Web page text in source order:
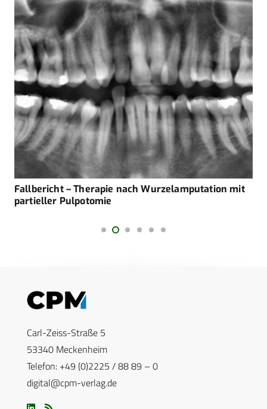
Fallbericht – Therapie nach Wurzelamputation mit
partieller Pulpotomie
Carl-Zeiss-Straße 5
53340 Meckenheim
Telefon: +49 (0)2225 / 88 89 – 0
digital@cpm-verlag.de